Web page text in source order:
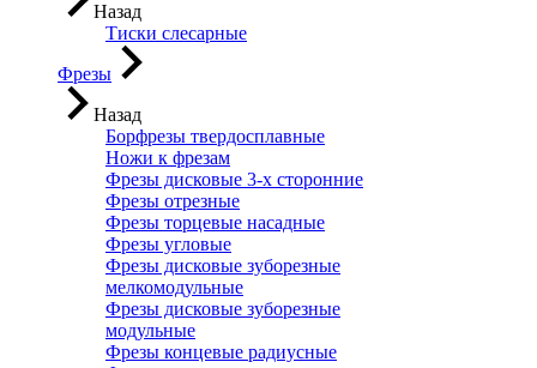
Назад
Тиски слесарные
Фрезы
Назад
Борфрезы твердосплавные
Ножи к фрезам
Фрезы дисковые 3-х сторонние
Фрезы отрезные
Фрезы торцевые насадные
Фрезы угловые
Фрезы дисковые зуборезные
мелкомодульные
Фрезы дисковые зуборезные
модульные
Фрезы концевые радиусные